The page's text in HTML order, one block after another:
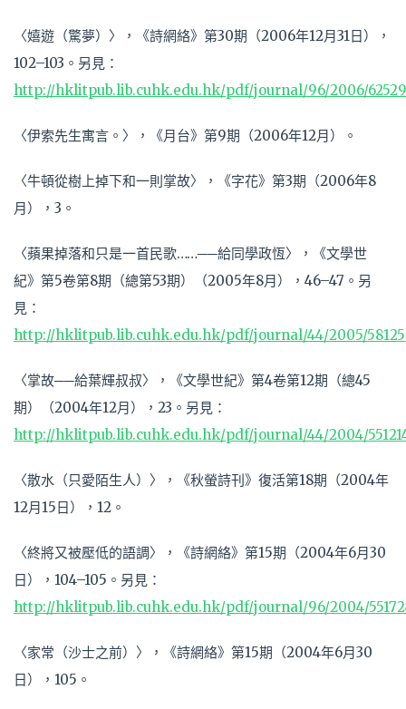
〈嬉遊（驚夢）〉，《詩網絡》第30期（2006年12月31日），
102–103。另見：
http://hklitpub.lib.cuhk.edu.hk/pdf/journal/96/2006/
〈伊索先生寓言。〉，《月台》第9期（2006年12月）。
〈牛頓從樹上掉下和一則掌故〉，《字花》第3期（2006年8
月），3。
〈蘋果掉落和只是一首民歌……──給同學政恆〉，《文學世
紀》第5卷第8期（總第53期）（2005年8月），46–47。另
見：
http://hklitpub.lib.cuhk.edu.hk/pdf/journal/44/2005/
〈掌故──給葉輝叔叔〉，《文學世紀》第4卷第12期（總45
期）（2004年12月），23。另見：
http://hklitpub.lib.cuhk.edu.hk/pdf/journal/44/2004/
〈散水（只愛陌生人）〉，《秋螢詩刊》復活第18期（2004年
12月15日），12。
〈終將又被壓低的語調〉，《詩網絡》第15期（2004年6月30
日），104–105。另見：
http://hklitpub.lib.cuhk.edu.hk/pdf/journal/96/2004/
〈家常（沙士之前）〉，《詩網絡》第15期（2004年6月30
日），105。